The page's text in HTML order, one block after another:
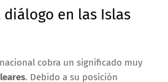
en las Islas
cobra un significado muy
. Debido a su posición